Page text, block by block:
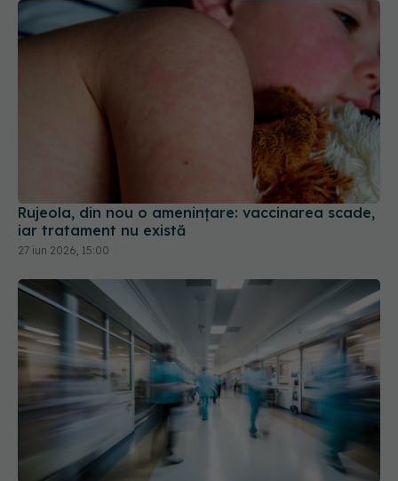
Rujeola, din nou o amenințare: vaccinarea scade,
iar tratament nu există
27 iun 2026, 15:00